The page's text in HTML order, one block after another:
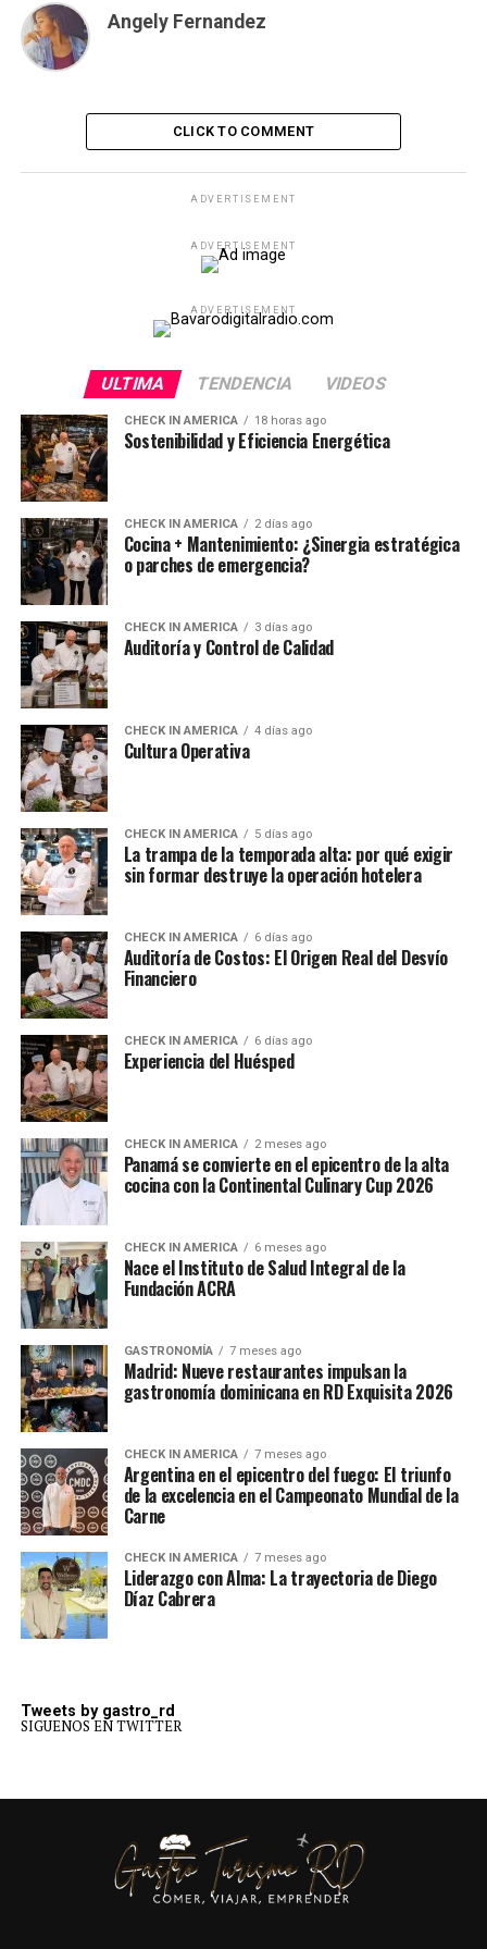
Angely Fernandez
CLICK TO COMMENT
ADVERTISEMENT
ADVERTISEMENT
ADVERTISEMENT
ULTIMA TENDENCIA VIDEOS
CHECK IN AMERICA 18 horas ago
Sostenibilidad y Eficiencia Energética
CHECK IN AMERICA 2 días ago
Cocina + Mantenimiento: ¿Sinergia estratégica
o parches de emergencia?
CHECK IN AMERICA 3 días ago
Auditoría y Control de Calidad
CHECK IN AMERICA 4 días ago
Cultura Operativa
CHECK IN AMERICA 5 días ago
La trampa de la temporada alta: por qué exigir
sin formar destruye la operación hotelera
CHECK IN AMERICA 6 días ago
Auditoría de Costos: El Origen Real del Desvío
Financiero
CHECK IN AMERICA 6 días ago
Experiencia del Huésped
CHECK IN AMERICA 2 meses ago
Panamá se convierte en el epicentro de la alta
cocina con la Continental Culinary Cup 2026
CHECK IN AMERICA 6 meses ago
Nace el Instituto de Salud Integral de la
Fundación ACRA
GASTRONOMÍA 7 meses ago
Madrid: Nueve restaurantes impulsan la
gastronomía dominicana en RD Exquisita 2026
CHECK IN AMERICA 7 meses ago
Argentina en el epicentro del fuego: El triunfo
de la excelencia en el Campeonato Mundial de la
Carne
CHECK IN AMERICA 7 meses ago
Liderazgo con Alma: La trayectoria de Diego
Díaz Cabrera
Tweets by gastro_rd
SIGUENOS EN TWITTER